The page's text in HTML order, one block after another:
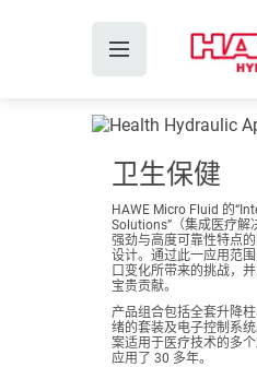
卫生保健
HAWE Micro Fluid 的
Solutions”（集成医疗解
强劲与高度可靠性特点
设计。通过此一应用范
口变化所带来的挑战，
宝贵贡献。
产品组合包括全套升降
绪的套装及电子控制系
案适用于医疗技术的多
应用了 30 多年。